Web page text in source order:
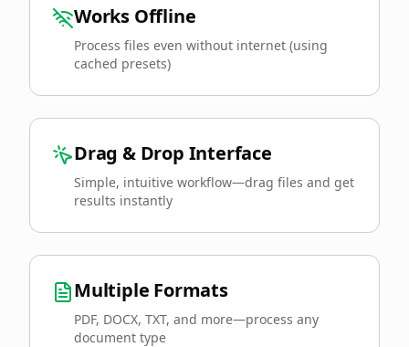
Works Offline
Process files even without internet (using
cached presets)
Drag & Drop Interface
Simple, intuitive workflow—drag files and get
results instantly
Multiple Formats
PDF, DOCX, TXT, and more—process any
document type